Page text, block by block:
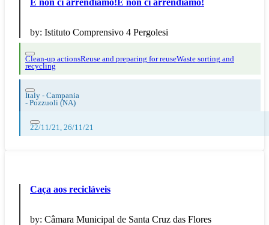
E non ci arrendiamo!E non ci arrendiamo!
by: Istituto Comprensivo 4 Pergolesi
Clean-up actionsReuse and preparing for reuseWaste sorting and
recycling
Italy - Campania
- Pozzuoli (NA)
22/11/21, 26/11/21
Caça aos recicláveis
by: Câmara Municipal de Santa Cruz das Flores